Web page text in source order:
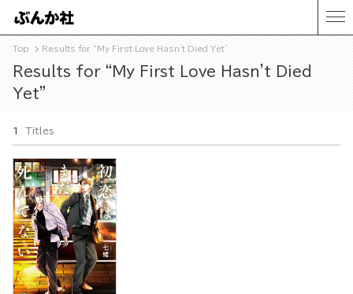
Top Results for “My First Love Hasn't Died Yet”
Results for “My First Love Hasn't Died
Yet”
Titles
1